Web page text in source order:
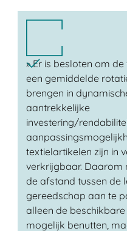
» Er is besloten om
een gemiddelde
brengen in
aantrekkelijke
investering/
textielartikelen zijn in
verkrijgbaar. Daarom
de afstand tussen de
gereedschap aan te
alleen de
mogelijk benutten,